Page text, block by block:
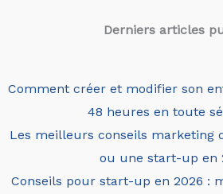
Derniers articles
Comment créer et modifier son
48 heures en toute
Les meilleurs conseils marketing
ou une start-up en
Conseils pour start-up en 2026 :